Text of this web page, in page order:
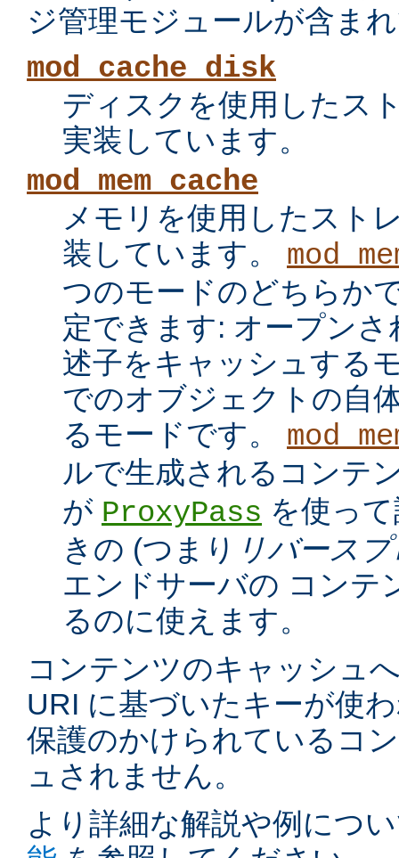
ジ管理モジュールが含ま
mod_cache_disk
ディスクを使用したス
実装しています。
mod_mem_cache
メモリを使用したスト
装しています。
つのモードのどちらか
定できます: オープン
述子をキャッシュする
でのオブジェクトの自
るモードです。
ルで生成されるコンテ
が ProxyPass を使っ
きの (つまり リバース
エンドサーバの コンテ
るのに使えます。
コンテンツのキャッシュ
URI に基づいたキーが使
保護のかけられているコ
ュされません。
より詳細な解説や例につ